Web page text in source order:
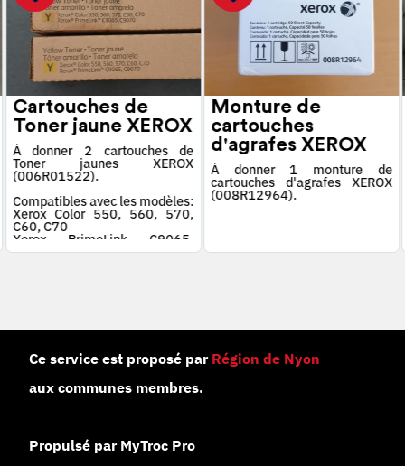
Cartouches de
Toner jaune XEROX
À donner 2 cartouches de
Toner jaunes XEROX
(006R01522).
Compatibles avec les modèles:
Xerox Color 550, 560, 570,
C60, C70
Xerox PrimeLink C9065,
C9070
Monture de
cartouches
d'agrafes XEROX
À donner 1 monture de
cartouches d'agrafes XEROX
(008R12964).
Ce service est proposé par Région de Nyon
aux communes membres.
Propulsé par MyTroc Pro